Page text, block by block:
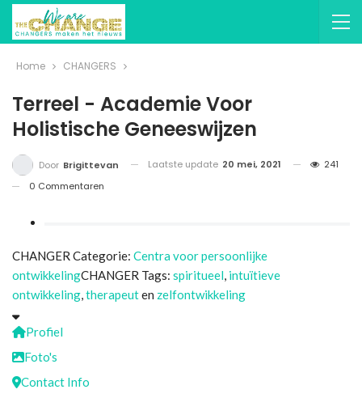
Home CHANGERS
Terreel - Academie Voor
Holistische Geneeswijzen
Door Brigittevan Laatste update 20 mei, 2021
241
0 Commentaren
CHANGER Categorie: Centra voor persoonlijke
ontwikkelingCHANGER Tags: spiritueel, intuïtieve
ontwikkeling,therapeuten zelfontwikkeling
Profiel
Foto's
Contact Info